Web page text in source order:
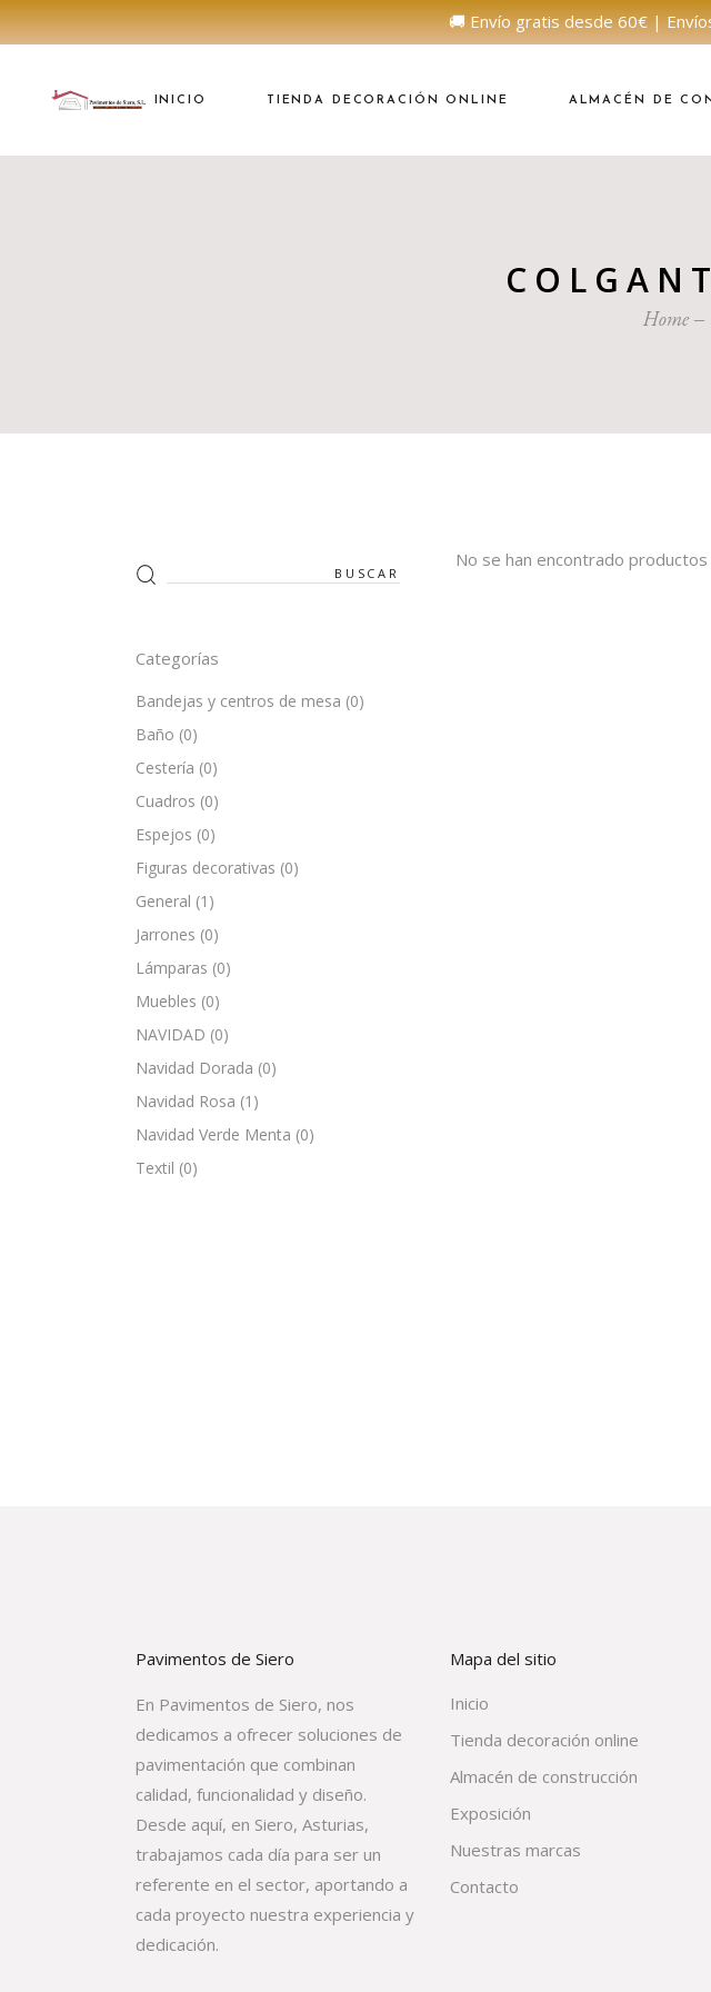
🚚 Envío gratis desde 60€ |
INICIO TIENDA DECORACIÓN ONLINE ALMACÉN DE
Home
No se han encontrado
Search
for:
Categorías
Bandejas y centros de mesa (0)
Baño (0)
Cestería (0)
Cuadros (0)
Espejos (0)
Figuras decorativas (0)
General (1)
Jarrones (0)
Lámparas (0)
Muebles (0)
NAVIDAD (0)
Navidad Dorada (0)
Navidad Rosa (1)
Navidad Verde Menta (0)
Textil (0)
Pavimentos de Siero
En Pavimentos de Siero, nos
dedicamos a ofrecer soluciones de
pavimentación que combinan
calidad, funcionalidad y diseño.
Desde aquí, en Siero, Asturias,
trabajamos cada día para ser un
referente en el sector, aportando a
cada proyecto nuestra experiencia y
dedicación.
Mapa del sitio
Inicio
Tienda decoración online
Almacén de construcción
Exposición
Nuestras marcas
Contacto